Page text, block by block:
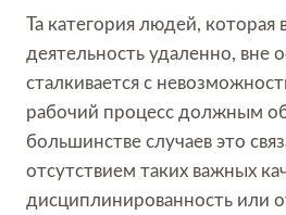
Та категория людей, которая
деятельность удаленно, вне
сталкивается с
рабочий процесс должным
большинстве случаев это
отсутствием таких важных
дисциплинированность или